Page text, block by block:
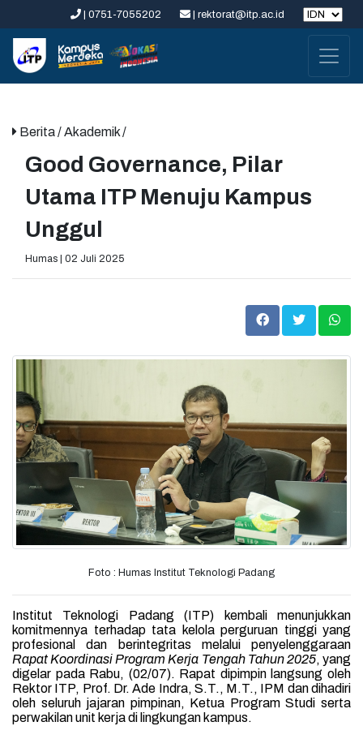
| 0751-7055202 | rektorat@itp.ac.id
Berita/ Akademik /
Good Governance, Pilar
Utama ITP Menuju Kampus
Unggul
Humas | 02 Juli 2025
Foto : Humas Institut Teknologi Padang
Institut Teknologi Padang (ITP) kembali menunjukkan
komitmennya terhadap tata kelola perguruan tinggi yang
profesional dan berintegritas melalui penyelenggaraan
Rapat Koordinasi Program Kerja Tengah Tahun 2025, yang
digelar pada Rabu, (02/07). Rapat dipimpin langsung oleh
Rektor ITP, Prof. Dr. Ade Indra, S.T., M.T., IPM dan dihadiri
oleh seluruh jajaran pimpinan, Ketua Program Studi serta
perwakilan unit kerja di lingkungan kampus.